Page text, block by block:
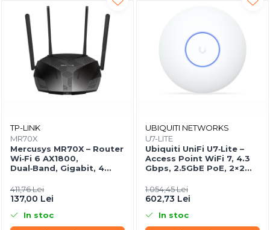
TP-LINK
MR70X
Mercusys MR70X – Router
Wi‑Fi 6 AX1800,
Dual‑Band, Gigabit, 4
411,76 Lei
137,00 Lei
In stoc
UBIQUITI NETWORKS
U7-LITE
Ubiquiti UniFi U7‑Lite –
Access Point WiFi 7, 4.3
Gbps, 2.5GbE PoE, 2×2
1.054,45 Lei
602,73 Lei
In stoc